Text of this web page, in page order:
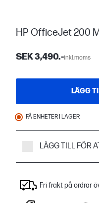
HP OfficeJet 200
SEK 3,490.-inkl.moms
LÄGG
FÅ ENHETER I LAGER
LÄGG TILL FÖR
Fri frakt på ordrar